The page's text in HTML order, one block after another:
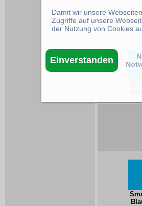
Damit wir unsere
Zugriffe auf unsere
der Nutzung von Cookies
Einverstanden